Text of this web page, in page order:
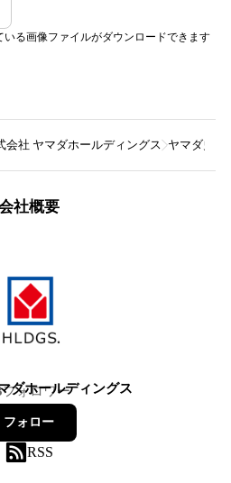
る画像ファイルがダウンロードできます
会社 ヤマダホールディングス ヤマダ史
社概要
ダホールディングス
フォロワー
フォロー
RSS